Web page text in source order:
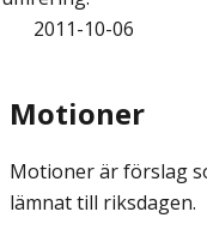
2011-10-06
Motioner
Motioner är förslag
lämnat till riksdagen.